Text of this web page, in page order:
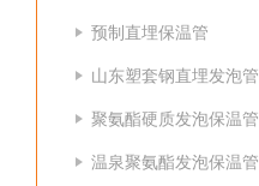
预制直埋保温管
山东塑套钢直埋发泡管
聚氨酯硬质发泡保温管
温泉聚氨酯发泡保温管